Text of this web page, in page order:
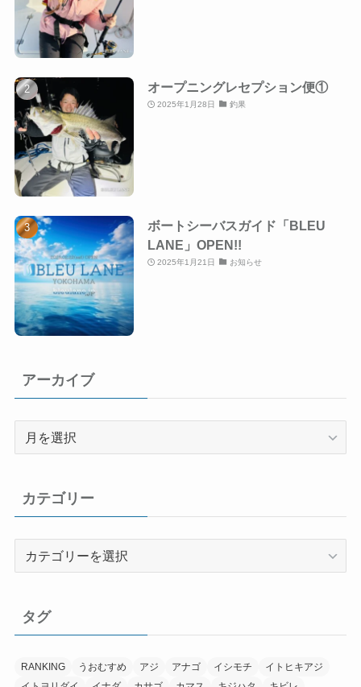
オープニングレセプション便①
2025年1月28日 釣果
ボートシーバスガイド「BLEU
LANE」OPEN!!
2025年1月21日 お知らせ
アーカイブ
ブ
カテゴリー
ー
タグ
RANKING うおむすめ アジ アナゴ イシモチ
イトヒキアジ